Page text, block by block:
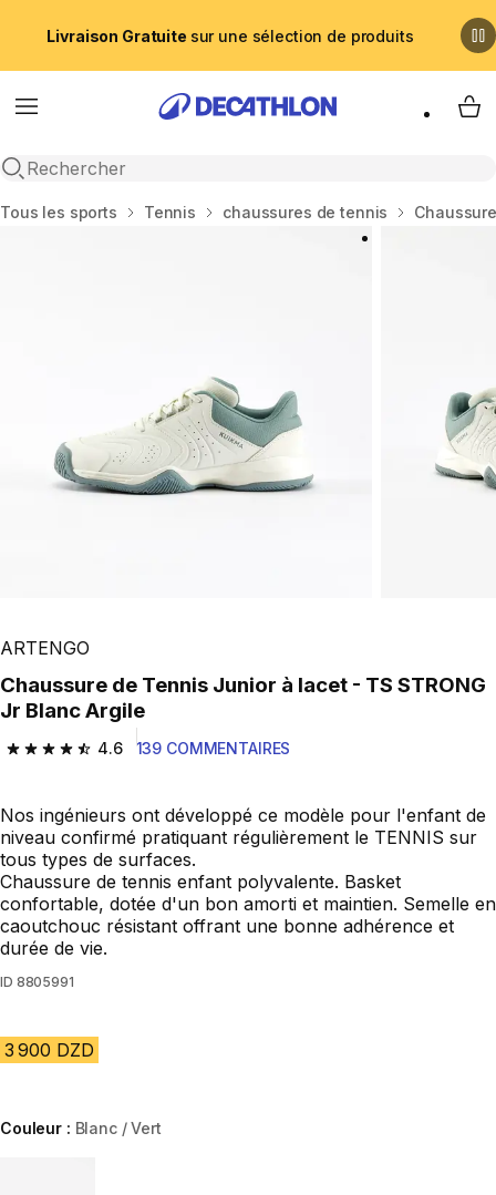
Livraison Gratuite sur une sélection de produits
Menu
Recherche ouverte
My
Accueil
Tous les sports Tennis chaussures de tennis
ARTENGO
Chaussure de Tennis Junior à lacet - TS STRONG
Jr Blanc Argile
4.6
4.6 out of 5 stars from 139 reviews
139 COMMENTAIRES
Nos ingénieurs ont développé ce modèle pour l'enfant de
niveau confirmé pratiquant régulièrement le TENNIS sur
tous types de surfaces.
Chaussure de tennis enfant polyvalente. Basket
confortable, dotée d'un bon amorti et maintien. Semelle en
caoutchouc résistant offrant une bonne adhérence et
durée de vie.
ID 8805991
3 900 DZD
Couleur : Blanc / Vert